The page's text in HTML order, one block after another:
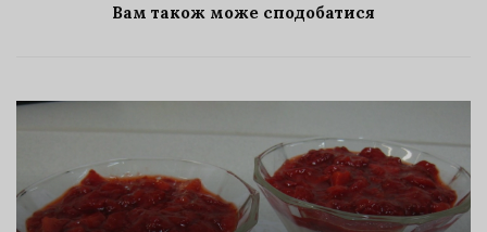
Вам також може сподобатися